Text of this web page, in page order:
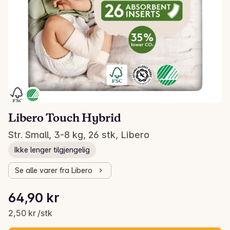
Libero Touch Hybrid
Str. Small, 3-8 kg, 26 stk, Libero
Ikke lenger tilgjengelig
Se alle varer fra Libero
Gjeldende pris er: 64,90 kr
64,90 kr
2,50 kr /stk
Stykkpris: 2,50 kr /stk